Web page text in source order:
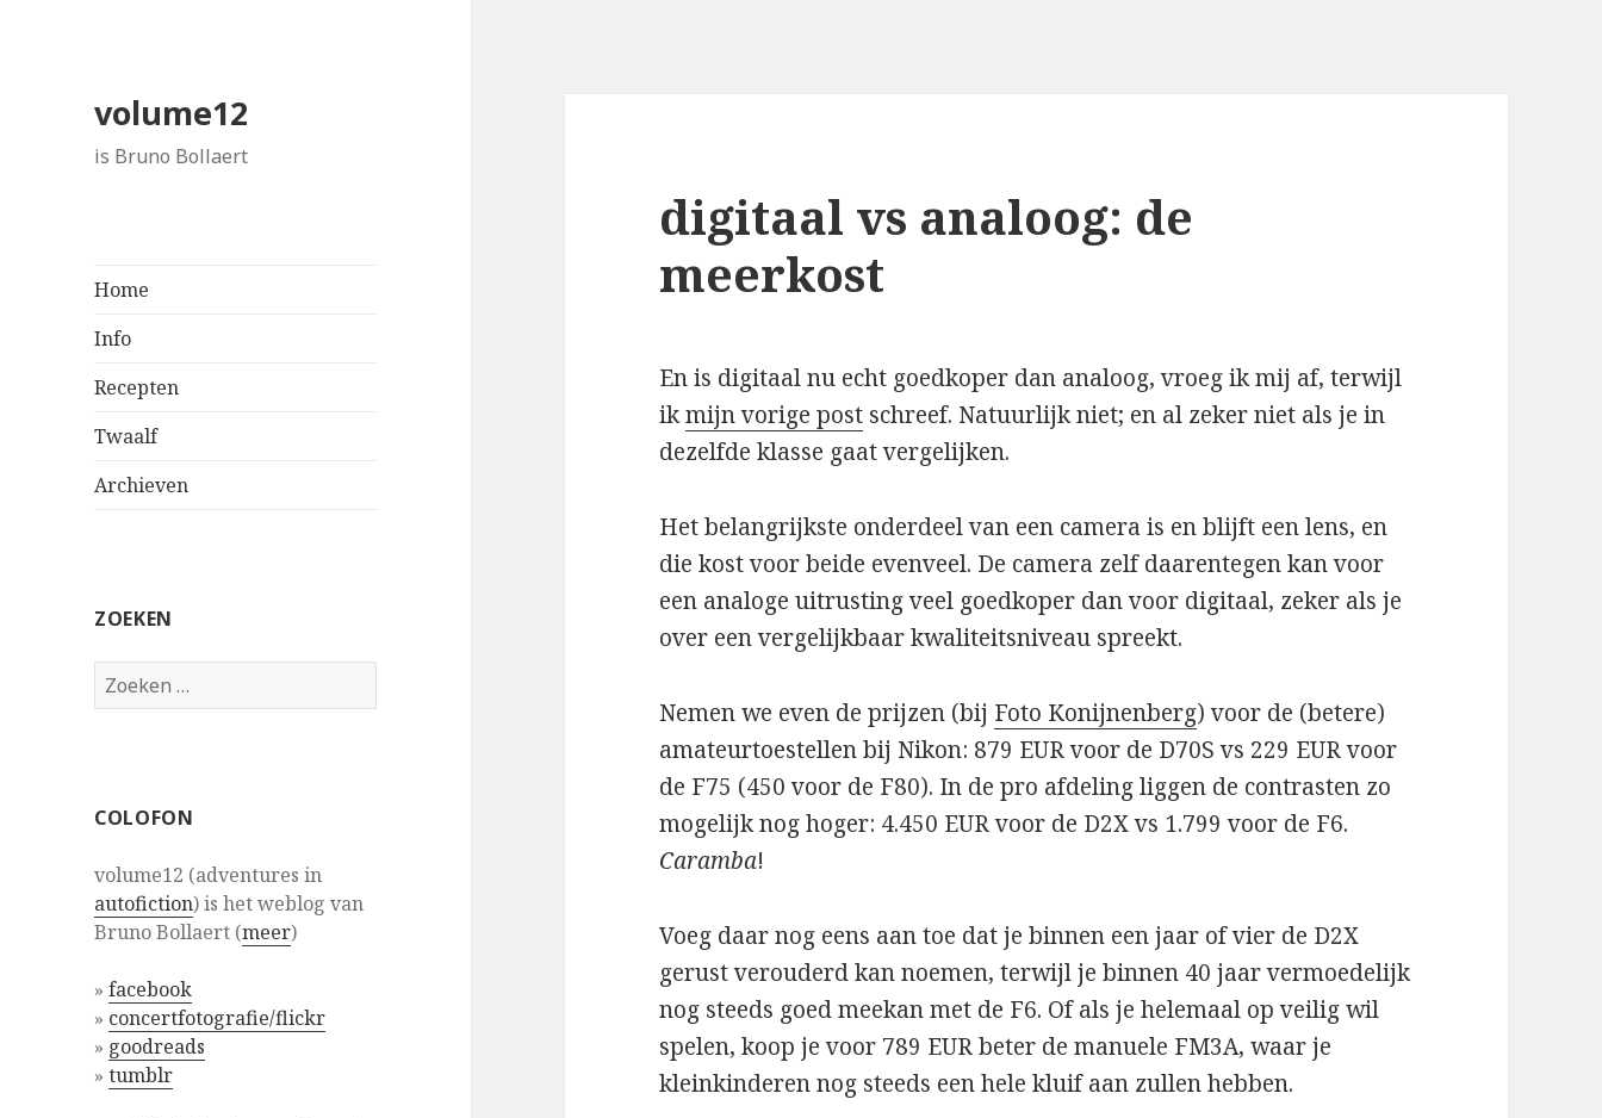
volume12
is Bruno Bollaert
Home
Info
Recepten
Twaalf
Archieven
ZOEKEN
Zoeken
naar:
COLOFON
volume12 (adventures in
autofiction) is het weblog van
Bruno Bollaert (meer)
»facebook
» concertfotografie/flickr
» goodreads
»tumblr
digitaal vs analoog: de
meerkost
En is digitaal nu echt goedkoper dan analoog, vroeg ik mij af, terwijl
ikmijn vorige post schreef. Natuurlijk niet; en al zeker niet als je in
dezelfde klasse gaat vergelijken.
Het belangrijkste onderdeel van een camera is en blijft een lens, en
die kost voor beide evenveel. De camera zelf daarentegen kan voor
een analoge uitrusting veel goedkoper dan voor digitaal, zeker als je
over een vergelijkbaar kwaliteitsniveau spreekt.
Nemen we even de prijzen (bij Foto Konijnenberg) voor de (betere)
amateurtoestellen bij Nikon: 879 EUR voor de D70S vs 229 EUR voor
de F75 (450 voor de F80). In de pro afdeling liggen de contrasten zo
mogelijk nog hoger: 4.450 EUR voor de D2X vs 1.799 voor de F6.
Caramba!
Voeg daar nog eens aan toe dat je binnen een jaar of vier de D2X
gerust verouderd kan noemen, terwijl je binnen 40 jaar vermoedelijk
nog steeds goed meekan met de F6. Of als je helemaal op veilig wil
spelen, koop je voor 789 EUR beter de manuele FM3A, waar je
kleinkinderen nog steeds een hele kluif aan zullen hebben.